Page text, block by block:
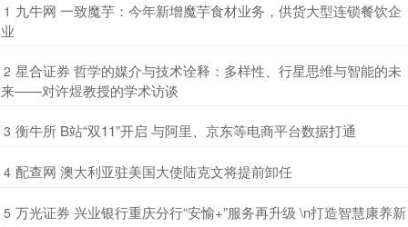
1 ​九牛网 一致魔芋：今年新增魔芋食材业务，供货大型连锁餐饮企
业
2 ​星合证券 哲学的媒介与技术诠释：多样性、行星思维与智能的未
来——对许煜教授的学术访谈
3 ​衡牛所 B站“双11”开启 与阿里、京东等电商平台数据打通
4 ​配查网 澳大利亚驻美国大使陆克文将提前卸任
5 ​万光证券 兴业银行重庆分行“安愉+”服务再升级 \n打造智慧康养新